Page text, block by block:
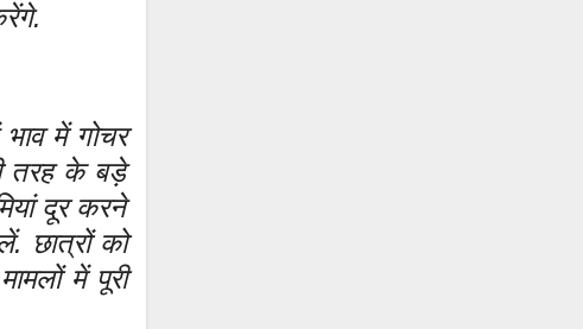
में गोचर
तरह के बड़े
दूर करने
छात्रों को
में पूरी